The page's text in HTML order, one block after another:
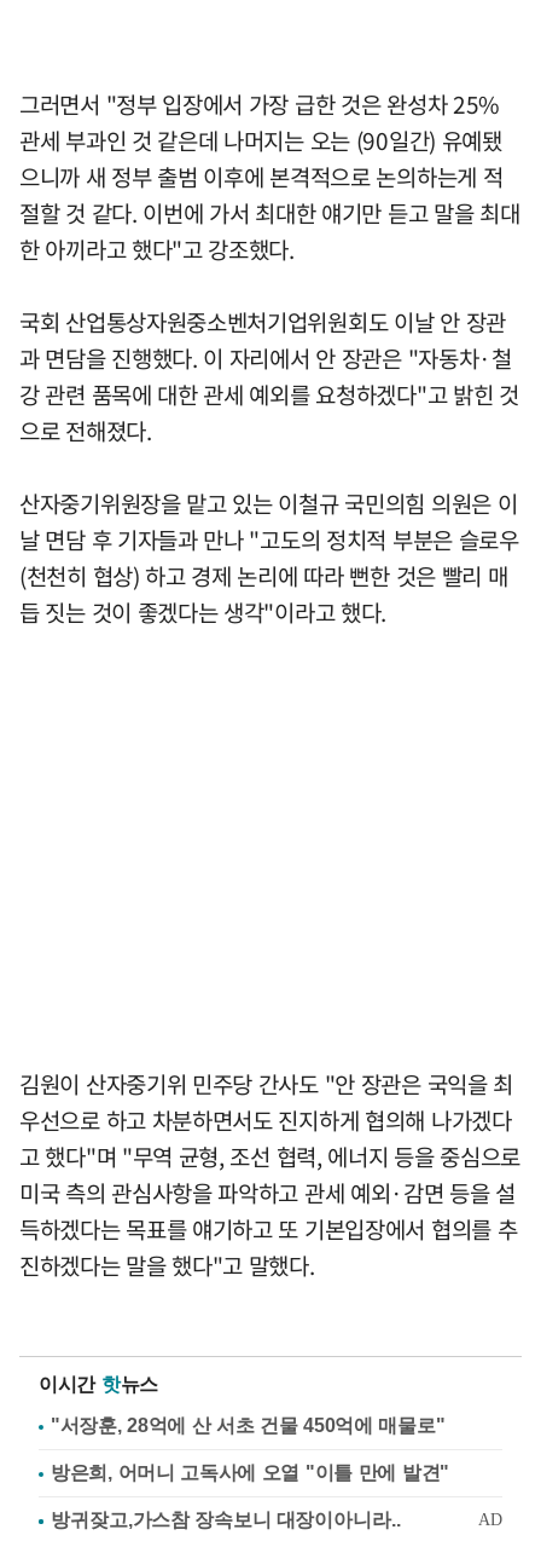
그러면서 "정부 입장에서 가장 급한 것은 완성차 25%
관세 부과인 것 같은데 나머지는 오는 (90일간) 유예됐
으니까 새 정부 출범 이후에 본격적으로 논의하는게 적
절할 것 같다. 이번에 가서 최대한 얘기만 듣고 말을 최대
한 아끼라고 했다"고 강조했다.
국회 산업통상자원중소벤처기업위원회도 이날 안 장관
과 면담을 진행했다. 이 자리에서 안 장관은 "자동차·철
강 관련 품목에 대한 관세 예외를 요청하겠다"고 밝힌 것
으로 전해졌다.
산자중기위원장을 맡고 있는 이철규 국민의힘 의원은 이
날 면담 후 기자들과 만나 "고도의 정치적 부분은 슬로우
(천천히 협상) 하고 경제 논리에 따라 뻔한 것은 빨리 매
듭 짓는 것이 좋겠다는 생각"이라고 했다.
김원이 산자중기위 민주당 간사도 "안 장관은 국익을 최
우선으로 하고 차분하면서도 진지하게 협의해 나가겠다
고 했다"며 "무역 균형, 조선 협력, 에너지 등을 중심으로
미국 측의 관심사항을 파악하고 관세 예외·감면 등을 설
득하겠다는 목표를 얘기하고 또 기본입장에서 협의를 추
진하겠다는 말을 했다"고 말했다.
이시간 핫뉴스
"서장훈, 28억에 산 서초 건물 450억에 매물로"
방은희, 어머니 고독사에 오열 "이틀 만에 발견"